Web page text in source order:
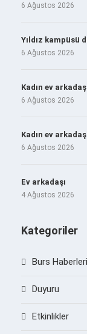
6 Ağustos 2026
Yıldız kampüsü
6 Ağustos 2026
Kadın ev
6 Ağustos 2026
Kadın ev
6 Ağustos 2026
Ev arkadaşı
4 Ağustos 2026
Kategoriler
Burs Haberleri
Duyuru
Etkinlikler